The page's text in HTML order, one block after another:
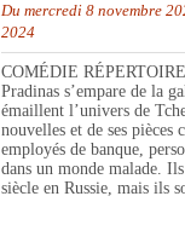
Du mercredi 8 novembre
2024
COMÉDIE
Pradinas s’empare de la
émaillent l’univers de
nouvelles et de ses pièces
employés de banque,
dans un monde malade.
siècle en Russie, mais ils